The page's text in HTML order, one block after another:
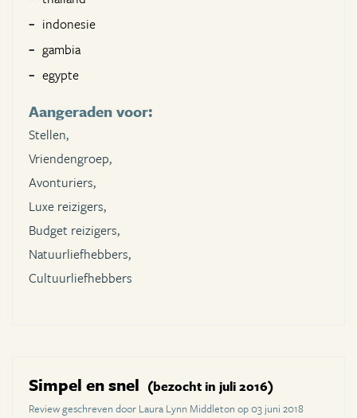
indonesie
gambia
egypte
Aangeraden voor:
Stellen,
Vriendengroep,
Avonturiers,
Luxe reizigers,
Budget reizigers,
Natuurliefhebbers,
Cultuurliefhebbers
Simpel en snel (bezocht in juli 2016)
Review geschreven door Laura Lynn Middleton op 03 juni 2018